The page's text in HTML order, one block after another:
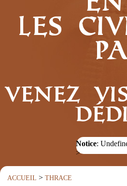
les
Venez
Notice:
>
ACCUEIL > THRACE